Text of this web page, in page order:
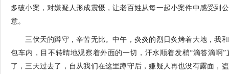
多破小案，对嫌疑人形成震慑，让老百姓从每一起小案件中感受到
意。
三伏天的蹲守，辛苦无比。中午，炎炎的烈日炙烤着大地，我和
包车内，目不转睛地观察着外面的一切，汗水顺着发梢“滴答滴啊
了，三天过去了，自从我们在这里蹲守后，嫌疑人再也没有露面，